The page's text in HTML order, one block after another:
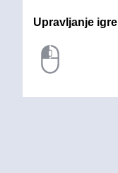
Upravljanje igre